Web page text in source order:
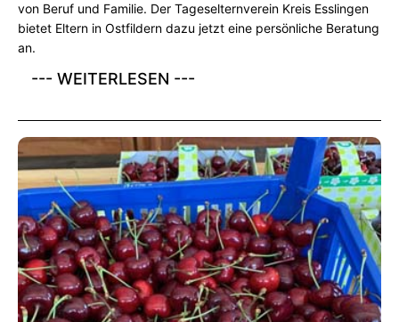
von Beruf und Familie. Der Tageselternverein Kreis Esslingen
bietet Eltern in Ostfildern dazu jetzt eine persönliche Beratung
an.
--- WEITERLESEN ---